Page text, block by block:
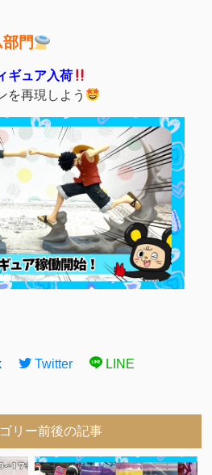
門
ギュア入荷
を再現しよう
Twitter LINE
リー前後の記事